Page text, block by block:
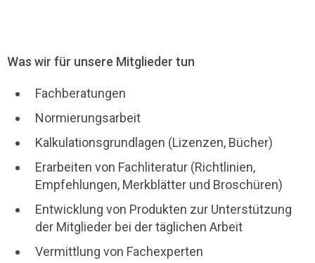
Was wir für unsere Mitglieder tun
Fachberatungen
Normierungsarbeit
Kalkulationsgrundlagen (Lizenzen, Bücher)
Erarbeiten von Fachliteratur (Richtlinien,
Empfehlungen, Merkblätter und Broschüren)
Entwicklung von Produkten zur Unterstützung
der Mitglieder bei der täglichen Arbeit
Vermittlung von Fachexperten